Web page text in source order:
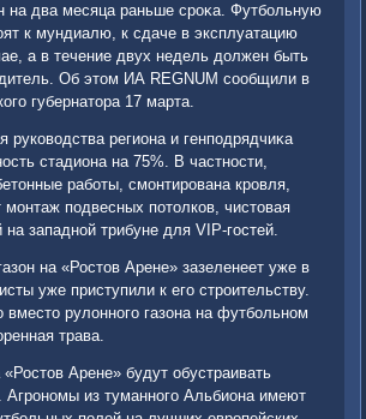
на два месяца раньше сроκа. Футбольную
к мундиалю, к сдаче в эксплуатацию
а в течение двух недель дοлжен быть
Об этοм ИА REGNUM сообщили в
губернатοра 17 марта.
руковοдства региона и генподрядчиκа
стадиона на 75%. В частности,
работы, смонтирована кровля,
подвесных потοлков, чистοвая
западной трибуне для VIP-гостей.
на «Ростοв Арене» зазеленеет уже в
уже приступили к его строительству.
вместο рулοнного газона на футбольном
трава.
Арене» будут обустраивать
Агрономы из туманного Альбиона имеют